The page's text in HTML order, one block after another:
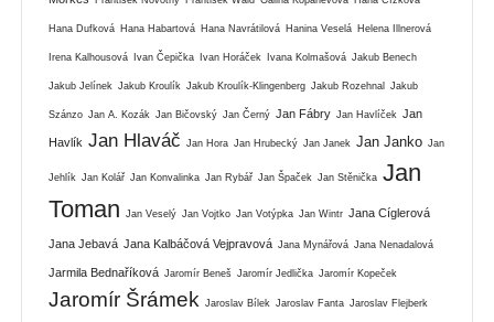
Hana Dufková Hana Habartová Hana Navrátilová Hanina Veselá Helena Illnerová
Irena Kalhousová Ivan Čepička Ivan Horáček Ivana Kolmašová Jakub Benech
Jakub Jelínek Jakub Kroulík Jakub Kroulík-Klingenberg Jakub Rozehnal Jakub
Szánzo Jan A. Kozák Jan Bičovský Jan Černý Jan Fábry Jan Havlíček Jan
Havlík Jan Hlaváč Jan Hora Jan Hrubecký Jan Janek Jan Janko Jan
Jehlík Jan Kolář Jan Konvalinka Jan Rybář Jan Špaček Jan Stěnička Jan
Toman
Jan Veselý Jan Vojtko Jan Votýpka Jan Wintr Jana Cíglerová
Jana Jebavá Jana Kalbáčová Vejpravová Jana Mynářová Jana Nenadalová
Jarmila Bednaříková Jaromír Beneš Jaromír Jedlička Jaromír Kopeček
Jaromír Šrámek Jaroslav Bílek Jaroslav Fanta Jaroslav Flejberk